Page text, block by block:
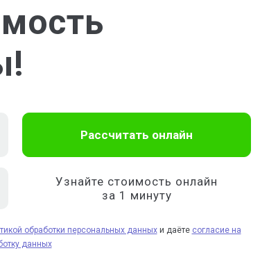
Узнайте стоимость онлайн
за 1 минуту
обработки персональных данныхи даёте согласие на
данных